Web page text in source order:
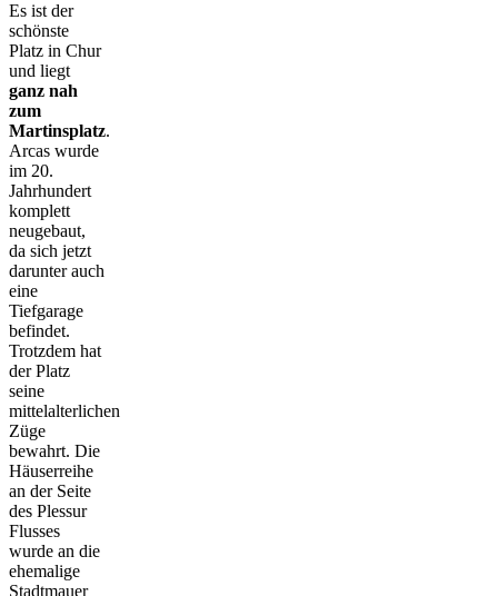
Es ist der
schönste
Platz in Chur
und liegt
ganz nah
zum
Martinsplatz.
Arcas wurde
im 20.
Jahrhundert
komplett
neugebaut,
da sich jetzt
darunter auch
eine
Tiefgarage
befindet.
Trotzdem hat
der Platz
seine
mittelalterlichen
Züge
bewahrt. Die
Häuserreihe
an der Seite
des Plessur
Flusses
wurde an die
ehemalige
Stadtmauer